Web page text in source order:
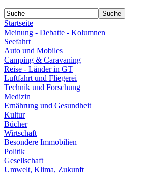
Startseite
Meinung - Debatte - Kolumnen
Seefahrt
Auto und Mobiles
Camping & Caravaning
Reise - Länder in GT
Luftfahrt und Fliegerei
Technik und Forschung
Medizin
Ernährung und Gesundheit
Kultur
Bücher
Wirtschaft
Besondere Immobilien
Politik
Gesellschaft
Umwelt, Klima, Zukunft